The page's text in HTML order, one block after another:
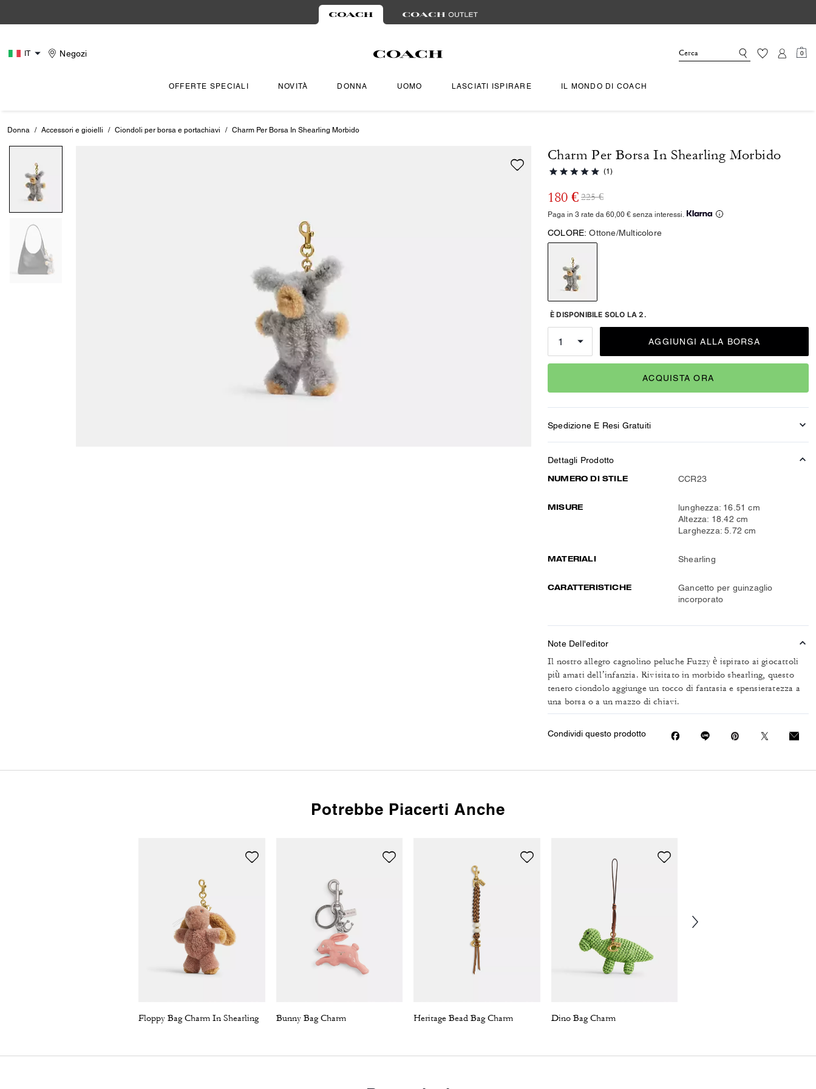
IT Negozi 0
OFFERTE SPECIALI NOVITÀ DONNA UOMO LASCIATI ISPIRARE IL MONDO DI COACH
Donna / Accessori e gioielli / Ciondoli per borsa e portachiavi / Charm Per Borsa In Shearling Morbido
Charm Per Borsa In Shearling Morbido
(1)
180 € 225 €
Paga in 3 rate da 60,00 € senza interessi.
COLORE: Ottone/Multicolore
È DISPONIBILE SOLO LA 2.
AGGIUNGI ALLA BORSA
ACQUISTA ORA
Spedizione E Resi Gratuiti
Dettagli Prodotto
NUMERO DI STILE
CCR23
MISURE
lunghezza: 16.51 cm
Altezza: 18.42 cm
Larghezza: 5.72 cm
MATERIALI Shearling
CARATTERISTICHE
Gancetto per guinzaglio
incorporato
Note Dell'editor
Il nostro allegro cagnolino peluche Fuzzy è ispirato ai giocattoli
più amati dell’infanzia. Rivisitato in morbido shearling, questo
tenero ciondolo aggiunge un tocco di fantasia e spensieratezza a
una borsa o a un mazzo di chiavi.
Condividi questo prodotto
Potrebbe Piacerti Anche
Floppy Bag Charm In Shearling Bunny Bag Charm Heritage Bead Bag Charm Dino Bag Charm